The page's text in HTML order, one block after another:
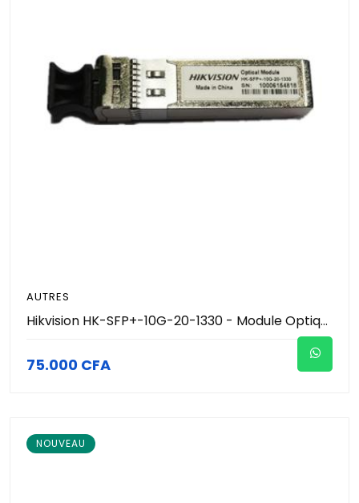
AUTRES
Hikvision HK-SFP+-10G-20-1330 - Module Optique Transceiver SFP+ 10G BiDi Monomode 20km (TX1330nm/RX1270nm - LC Simplex) - Support DDM - Hot-Pluggable - Liaison Fibre 10G Monofibre - Réseau Vidéosurveillance Pro
75.000 CFA
NOUVEAU